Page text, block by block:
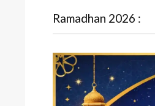
Ramadhan 2026 :